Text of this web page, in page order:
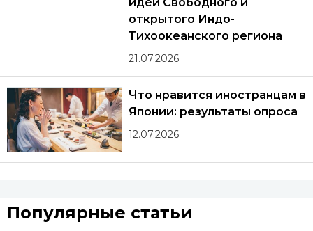
открытого Индо-
Тихоокеанского региона
21.07.2026
Что нравится иностранцам в
Японии: результаты опроса
12.07.2026
Популярные статьи